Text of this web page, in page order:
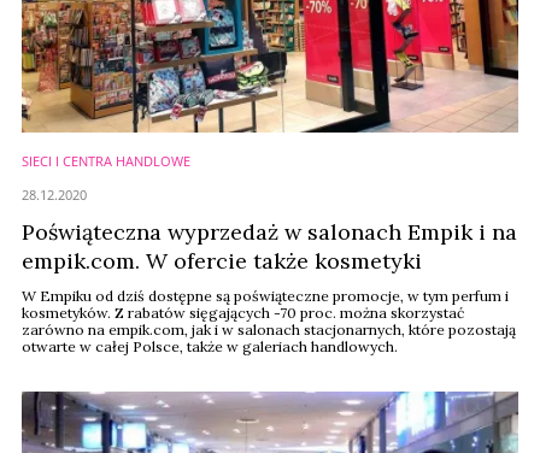
SIECI I CENTRA HANDLOWE
Poświąteczna wyprzedaż w salonach Empik i na
empik.com. W ofercie także kosmetyki
W Empiku od dziś dostępne są poświąteczne promocje, w tym perfum i
kosmetyków. Z rabatów sięgających -70 proc. można skorzystać
zarówno na empik.com, jak i w salonach stacjonarnych, które pozostają
otwarte w całej Polsce, także w galeriach handlowych.
28.12.2020